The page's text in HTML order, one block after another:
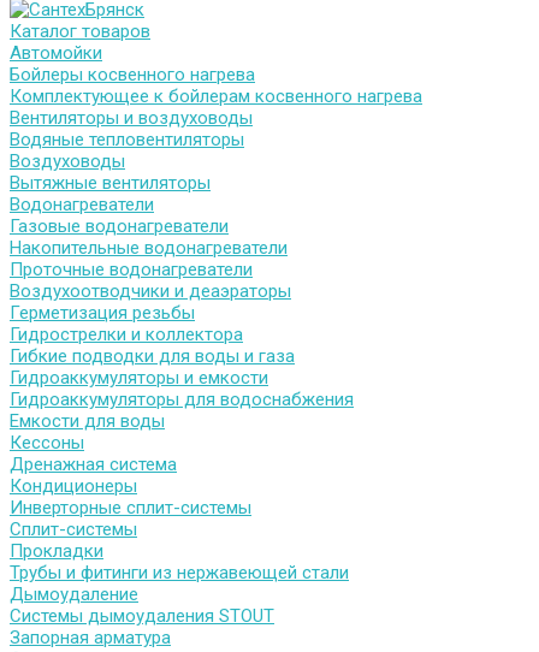
Каталог товаров
Автомойки
Бойлеры косвенного нагрева
Комплектующее к бойлерам косвенного нагрева
Вентиляторы и воздуховоды
Водяные тепловентиляторы
Воздуховоды
Вытяжные вентиляторы
Водонагреватели
Газовые водонагреватели
Накопительные водонагреватели
Проточные водонагреватели
Воздухоотводчики и деаэраторы
Герметизация резьбы
Гидрострелки и коллектора
Гибкие подводки для воды и газа
Гидроаккумуляторы и емкости
Гидроаккумуляторы для водоснабжения
Емкости для воды
Кессоны
Дренажная система
Кондиционеры
Инверторные сплит-системы
Сплит-системы
Прокладки
Трубы и фитинги из нержавеющей стали
Дымоудаление
Системы дымоудаления STOUT
Запорная арматура